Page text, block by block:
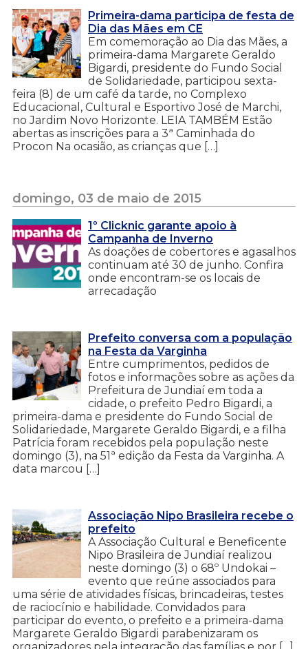
Primeira-dama participa de festa de
Dia das Mães em CE
Em comemoração ao Dia das Mães, a
primeira-dama Margarete Geraldo
Bigardi, presidente do Fundo Social
de Solidariedade, participou sexta-
feira (8) de um café da tarde, no Complexo
Educacional, Cultural e Esportivo José de Marchi,
no Jardim Novo Horizonte. LEIA TAMBÉM Estão
abertas as inscrições para a 3ª Caminhada do
Procon Na ocasião, as crianças que […]
domingo, 03 de maio de 2015
1º Clicknic garante apoio à
Campanha de Inverno
As doações de cobertores e agasalhos
continuam até 30 de junho. Confira
onde encontram-se os locais de
arrecadação
Prefeito conversa com a população
na Festa da Varginha
Entre cumprimentos, pedidos de
fotos e informações sobre as ações da
Prefeitura de Jundiaí em toda a
cidade, o prefeito Pedro Bigardi, a
primeira-dama e presidente do Fundo Social de
Solidariedade, Margarete Geraldo Bigardi, e a filha
Patrícia foram recebidos pela população neste
domingo (3), na 51ª edição da Festa da Varginha. A
data marcou […]
Associação Nipo Brasileira recebe o
prefeito
A Associação Cultural e Beneficente
Nipo Brasileira de Jundiaí realizou
neste domingo (3) o 68º Undokai –
evento que reúne associados para
uma série de atividades físicas, brincadeiras, testes
de raciocínio e habilidade. Convidados para
participar do evento, o prefeito e a primeira-dama
Margarete Geraldo Bigardi parabenizaram os
organizadores pela integração das famílias e por […]